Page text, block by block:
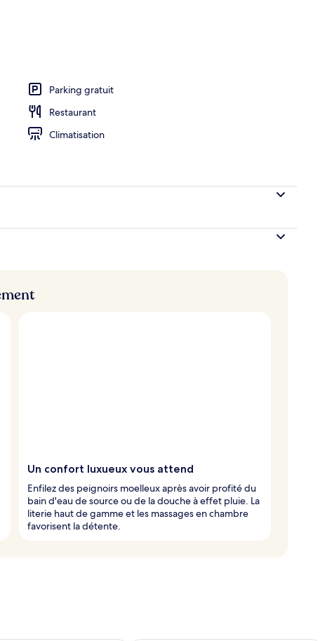
Parking gratuit
Restaurant
Climatisation
Un confort luxueux vous attend
Enfilez des peignoirs moelleux après avoir profité du
bain d'eau de source ou de la douche à effet pluie. La
literie haut de gamme et les massages en chambre
favorisent la détente.